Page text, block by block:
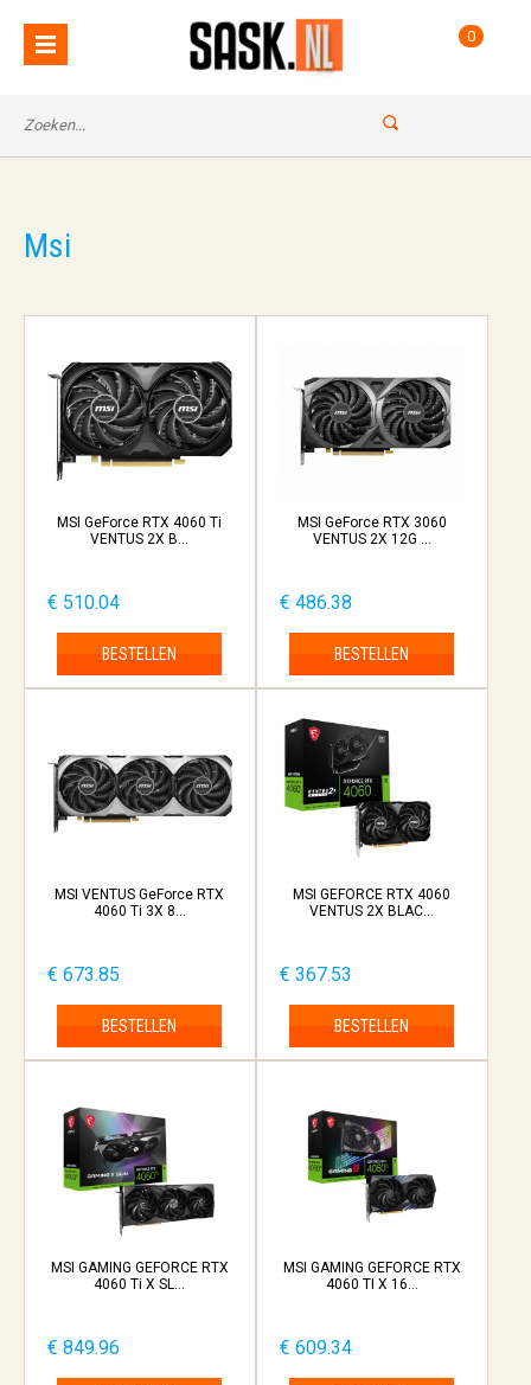
0
Msi
MSI GeForce RTX 4060 Ti
VENTUS 2X B...
€ 510.04
BESTELLEN
MSI GeForce RTX 3060
VENTUS 2X 12G ...
€ 486.38
BESTELLEN
MSI VENTUS GeForce RTX
4060 Ti 3X 8...
€ 673.85
BESTELLEN
MSI GEFORCE RTX 4060
VENTUS 2X BLAC...
€ 367.53
BESTELLEN
MSI GAMING GEFORCE RTX
4060 Ti X SL...
€ 849.96
MSI GAMING GEFORCE RTX
4060 TI X 16...
€ 609.34